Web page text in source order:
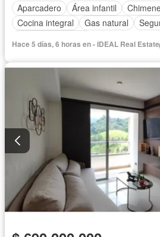
Aparcadero
Área infantil
Cocina integral
Gas natural
Hace 5 días, 6 horas en - IDEAL Real Estate